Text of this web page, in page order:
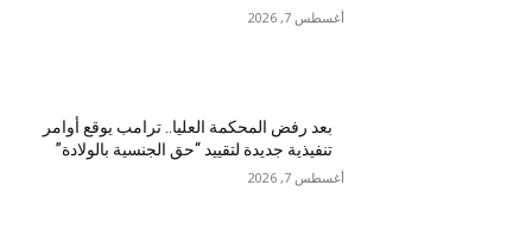
أغسطس 7, 2026
بعد رفض المحكمة العليا.. ترامب يوقع أوامر
تنفيذية جديدة لتقييد “حق الجنسية بالولادة”
أغسطس 7, 2026